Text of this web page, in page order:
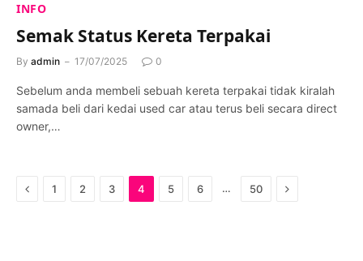
INFO
Semak Status Kereta Terpakai
By admin 17/07/2025 0
Sebelum anda membeli sebuah kereta terpakai tidak kiralah
samada beli dari kedai used car atau terus beli secara direct
owner,…
Previous
1 2 3 4 5 6 … 50 Next